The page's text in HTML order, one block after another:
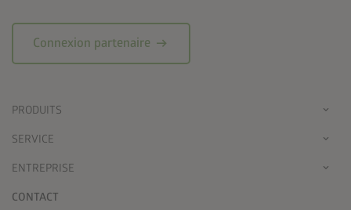
Connexion partenaire arrow_right_alt
PRODUITS
SERVICE
ENTREPRISE
CONTACT